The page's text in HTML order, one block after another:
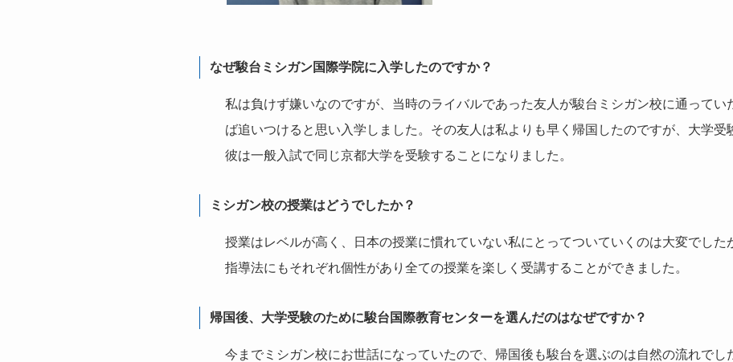
なぜ駿台ミシガン国際学院に入学したのですか？
私は負けず嫌いなのですが、当時のライバルであった友人が駿台ミシガン校に通ってい
ば追いつけると思い入学しました。その友人は私よりも早く帰国したのですが、大学受
彼は一般入試で同じ京都大学を受験することになりました。
ミシガン校の授業はどうでしたか？
授業はレベルが高く、日本の授業に慣れていない私にとってついていくのは大変でした
指導法にもそれぞれ個性があり全ての授業を楽しく受講することができました。
帰国後、大学受験のために駿台国際教育センターを選んだのはなぜですか？
今までミシガン校にお世話になっていたので、帰国後も駿台を選ぶのは自然の流れでし